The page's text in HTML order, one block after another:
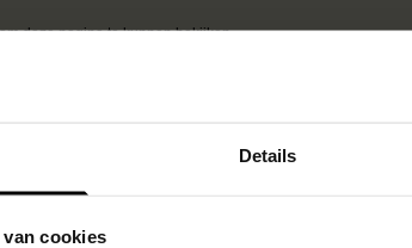
Details
cookies
deze pagina te kunnen bekijken.